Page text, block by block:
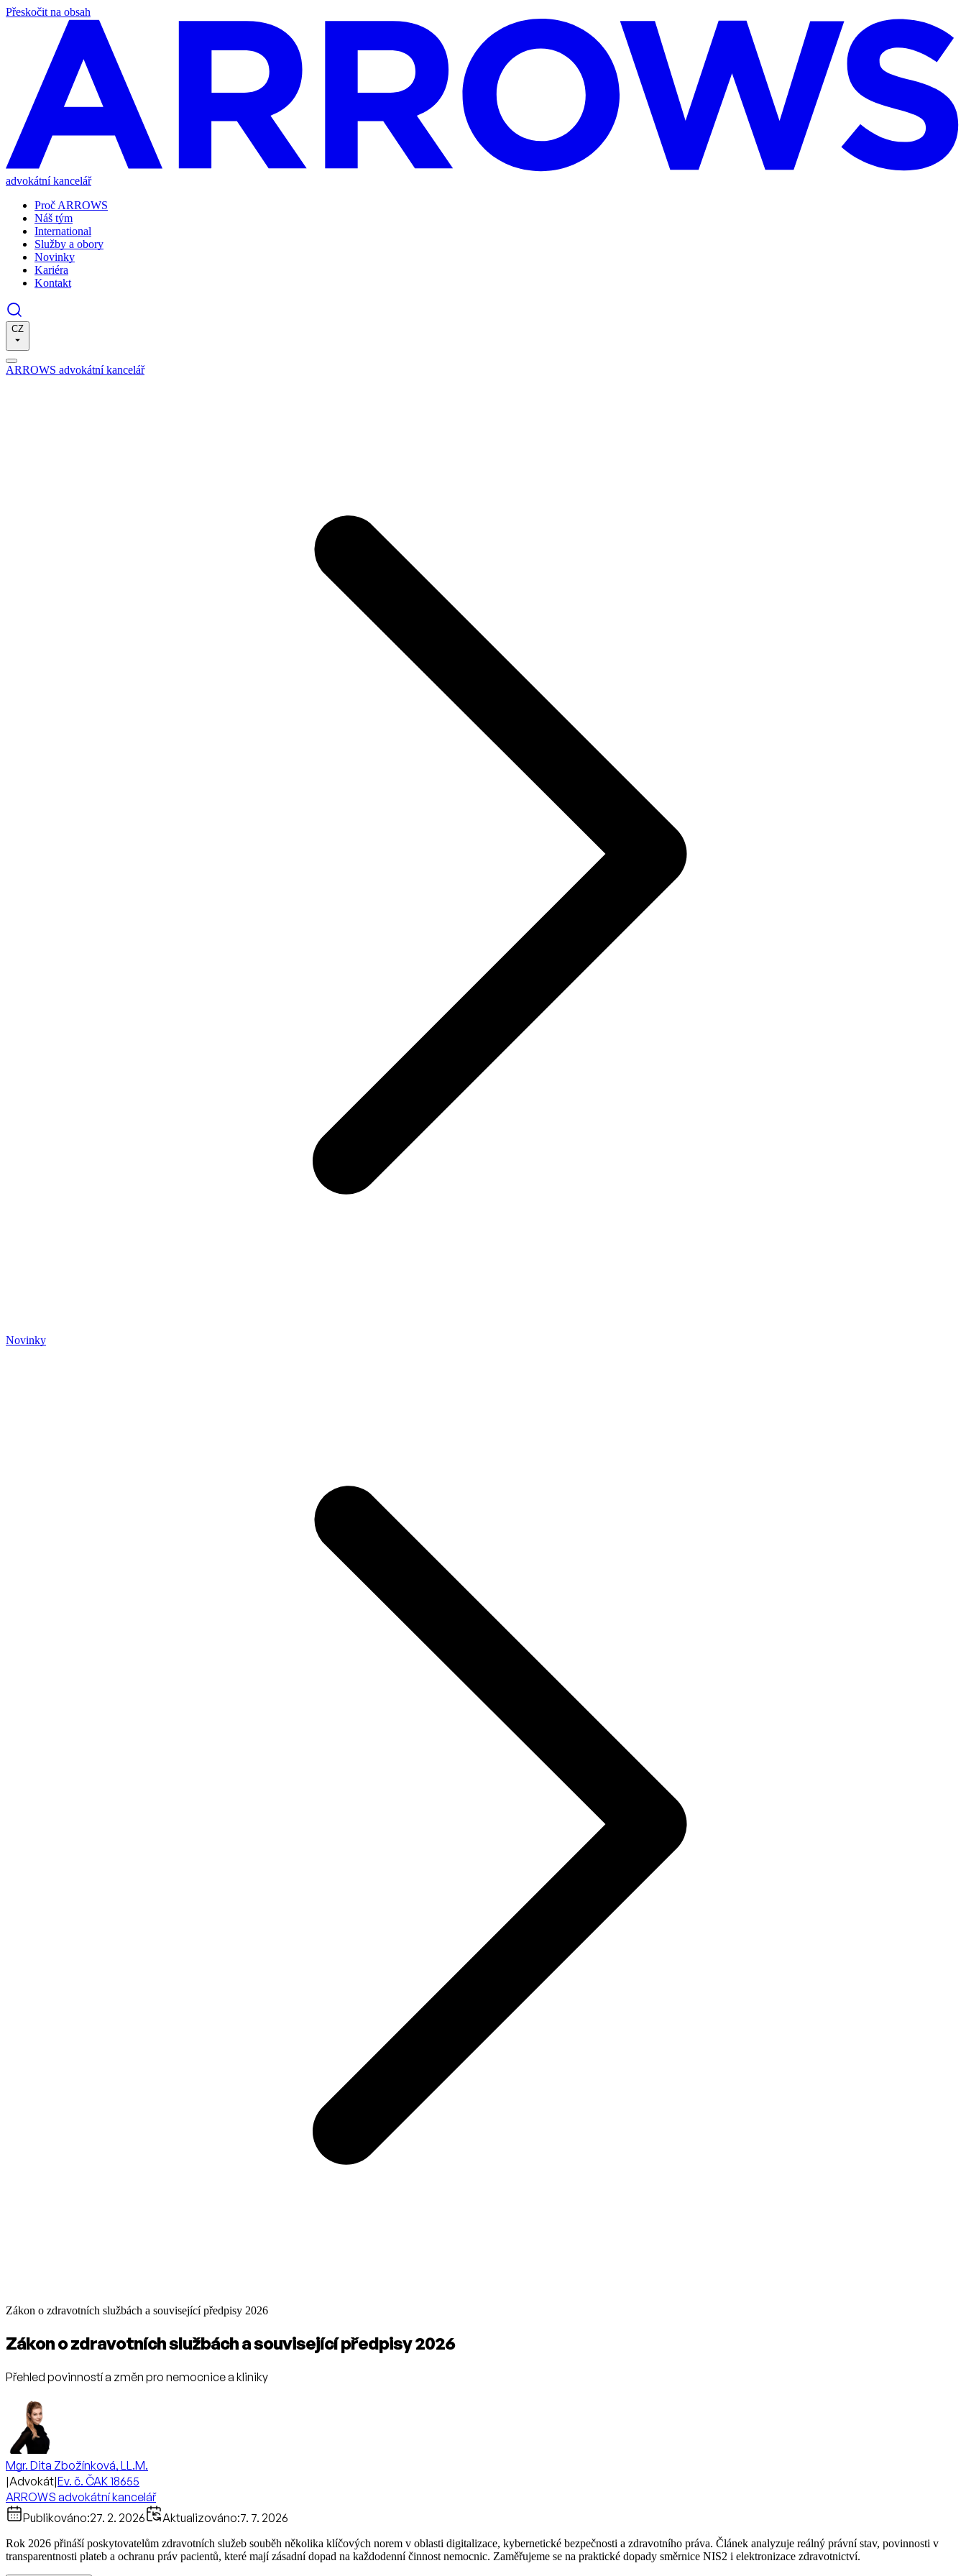
Přeskočit na obsah
advokátní kancelář
Proč ARROWS
Náš tým
International
Služby a obory
Novinky
Kariéra
Kontakt
CZ
ARROWS advokátní kancelář
Novinky
Zákon o zdravotních službách a související předpisy 2026
Zákon o zdravotních službách a související předpisy 2026
Přehled povinností a změn pro nemocnice a kliniky
Mgr. Dita Zbožínková, LL.M.
|Advokát|Ev. č. ČAK 18655
ARROWS advokátní kancelář
Publikováno:27. 2. 2026 Aktualizováno:7. 7. 2026
Rok 2026 přináší poskytovatelům zdravotních služeb souběh několika klíčových norem v oblasti digitalizace, kybernetické bezpečnosti a zdravotního práva. Článek analyzuje reálný právní stav, povinnosti v
transparentnosti plateb a ochranu práv pacientů, které mají zásadní dopad na každodenní činnost nemocnic. Zaměřujeme se na praktické dopady směrnice NIS2 i elektronizace zdravotnictví.